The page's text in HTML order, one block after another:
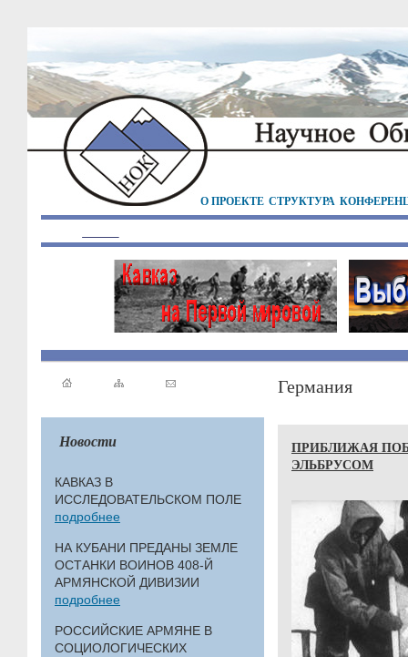
О ПРОЕКТЕ СТРУКТУРА
Новости
КАВКАЗ В
ИССЛЕДОВАТЕЛЬСКОМ ПОЛЕ
подробнее
НА КУБАНИ ПРЕДАНЫ ЗЕМЛЕ
ОСТАНКИ ВОИНОВ 408-Й
АРМЯНСКОЙ ДИВИЗИИ
подробнее
РОССИЙСКИЕ АРМЯНЕ В
СОЦИОЛОГИЧЕСКИХ
Германия
ПРИБЛИЖАЯ
ЭЛЬБРУСОМ